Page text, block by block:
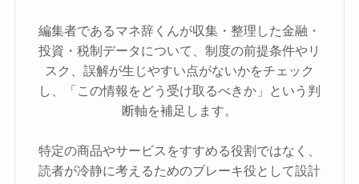
編集者であるマネ辞くんが収集・整理した金融・
投資・税制データについて、制度の前提条件やリ
スク、誤解が生じやすい点がないかをチェック
し、「この情報をどう受け取るべきか」という判
断軸を補足します。
特定の商品やサービスをすすめる役割ではなく、
読者が冷静に考えるためのブレーキ役として設計